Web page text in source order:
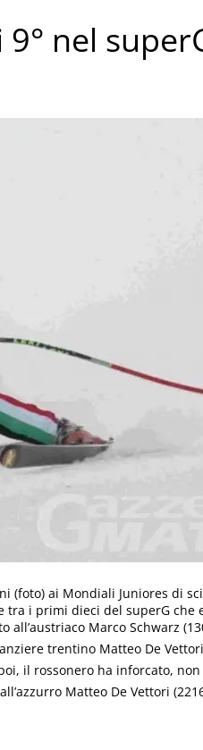
nel
(foto) ai Mondiali Juniores di
tra i primi dieci del superG che
Marco Schwarz
trentino Matteo De Vettori
il rossonero ha inforcato,
Matteo De Vettori